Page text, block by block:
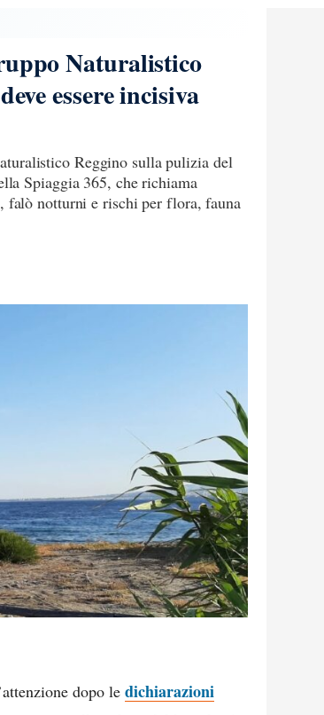
Naturalistico
essere incisiva
Reggino sulla pulizia del
Spiaggia 365, che richiama
falò notturni e rischi per flora, fauna
dopo le dichiarazioni